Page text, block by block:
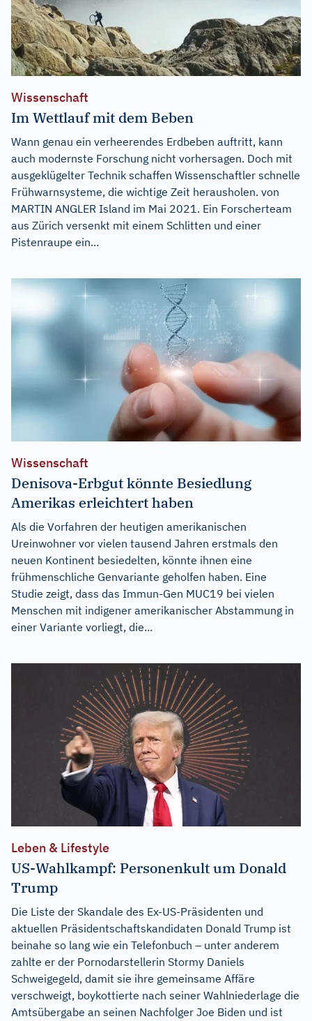
Wissenschaft
Im Wettlauf mit dem Beben
Wann genau ein verheerendes Erdbeben auftritt, kann
auch modernste Forschung nicht vorhersagen. Doch mit
ausgeklügelter Technik schaffen Wissenschaftler schnelle
Frühwarnsysteme, die wichtige Zeit herausholen. von
MARTIN ANGLER Island im Mai 2021. Ein Forscherteam
aus Zürich versenkt mit einem Schlitten und einer
Pistenraupe ein...
Wissenschaft
Denisova-Erbgut könnte Besiedlung
Amerikas erleichtert haben
Als die Vorfahren der heutigen amerikanischen
Ureinwohner vor vielen tausend Jahren erstmals den
neuen Kontinent besiedelten, könnte ihnen eine
frühmenschliche Genvariante geholfen haben. Eine
Studie zeigt, dass das Immun-Gen MUC19 bei vielen
Menschen mit indigener amerikanischer Abstammung in
einer Variante vorliegt, die...
Leben & Lifestyle
US-Wahlkampf: Personenkult um Donald
Trump
Die Liste der Skandale des Ex-US-Präsidenten und
aktuellen Präsidentschaftskandidaten Donald Trump ist
beinahe so lang wie ein Telefonbuch – unter anderem
zahlte er der Pornodarstellerin Stormy Daniels
Schweigegeld, damit sie ihre gemeinsame Affäre
verschweigt, boykottierte nach seiner Wahlniederlage die
Amtsübergabe an seinen Nachfolger Joe Biden und ist